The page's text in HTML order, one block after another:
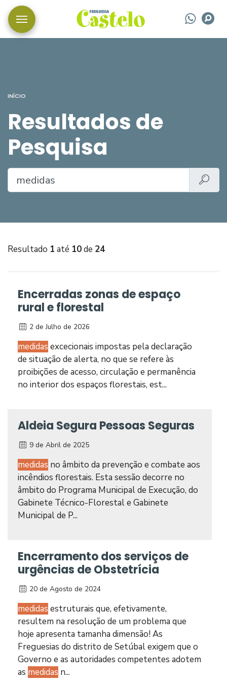
INÍCIO
Resultados de
Pesquisa
Resultado 1 até 10de 24
Encerradas zonas de espaço
rural e florestal
2 de Julho de 2026
medidas excecionais impostas pela declaração
de situação de alerta, no que se refere às
proibições de acesso, circulação e permanência
no interior dos espaços florestais, est...
Aldeia Segura Pessoas Seguras
9 de Abril de 2025
medidas no âmbito da prevenção e combate aos
incêndios florestais. Esta sessão decorre no
âmbito do Programa Municipal de Execução, do
Gabinete Técnico-Florestal e Gabinete
Municipal de P...
Encerramento dos serviços de
urgências de Obstetrícia
20 de Agosto de 2024
medidas estruturais que, efetivamente,
resultem na resolução de um problema que
hoje apresenta tamanha dimensão! As
Freguesias do distrito de Setúbal exigem que o
Governo e as autoridades competentes adotem
as medidas n...